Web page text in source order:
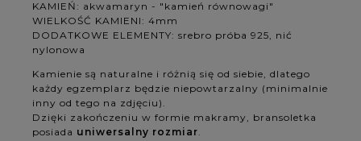
KAMIEŃ: akwamaryn - "kamień równowagi"
WIELKOŚĆ KAMIENI: 4mm
DODATKOWE ELEMENTY: srebro próba 925, nić
nylonowa
Kamienie są naturalne i różnią się od siebie, dlatego
każdy egzemplarz będzie niepowtarzalny (minimalnie
inny od tego na zdjęciu).
Dzięki zakończeniu w formie makramy, bransoletka
posiada uniwersalny rozmiar